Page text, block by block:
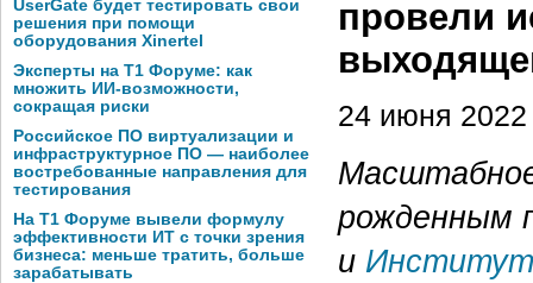
UserGate будет тестировать свои
решения при помощи
оборудования Xinertel
Эксперты на Т1 Форуме: как
множить ИИ-возможности,
сокращая риски
Российское ПО виртуализации и
инфраструктурное ПО — наиболее
востребованные направления для
тестирования
На Т1 Форуме вывели формулу
эффективности ИТ с точки зрения
бизнеса: меньше тратить, больше
зарабатывать
провели
24 июня 2022
рожденным
и Институт